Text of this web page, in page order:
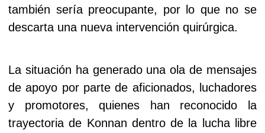
también sería preocupante, por lo que no se
descarta una nueva intervención quirúrgica.
La situación ha generado una ola de mensajes
de apoyo por parte de aficionados, luchadores
y promotores, quienes han reconocido la
trayectoria de Konnan dentro de la lucha libre